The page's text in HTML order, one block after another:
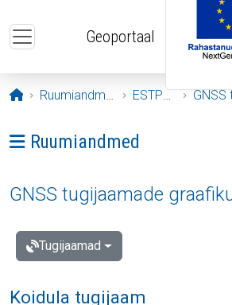
Geoportaal
Avaleht
Ruumiandmed ESTPOS GNSS
Ava menüü: Ruumiandmed
Ruumiandmed
GNSS tugijaamade
Tugijaamad
Koidula tugijaam